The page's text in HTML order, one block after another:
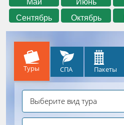
Сентябрь
Октябрь
Туры СПА Пакеты